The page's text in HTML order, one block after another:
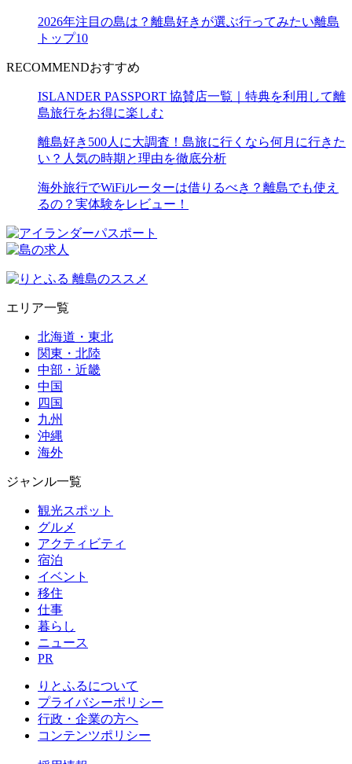
2026年注目の島は？離島好きが選ぶ行ってみたい離島
トップ10
RECOMMENDおすすめ
ISLANDER PASSPORT 協賛店一覧｜特典を利用して離
島旅行をお得に楽しむ
離島好き500人に大調査！島旅に行くなら何月に行きた
い？人気の時期と理由を徹底分析
海外旅行でWiFiルーターは借りるべき？離島でも使え
るの？実体験をレビュー！
エリア一覧
北海道・東北
関東・北陸
中部・近畿
中国
四国
九州
沖縄
海外
ジャンル一覧
観光スポット
グルメ
アクティビティ
宿泊
イベント
移住
仕事
暮らし
ニュース
PR
りとふるについて
プライバシーポリシー
行政・企業の方へ
コンテンツポリシー